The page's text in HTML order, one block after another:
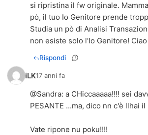
si ripristina il fw originale.
pò, il tuo Io Genitore prende
Studia un pò di Analisi
non esiste solo l'Io Genitore!
Rispondi
iLK17 anni fa
@Sandra: a CHiccaaaaa!!!! sei
PESANTE ...ma, dico nn c'è llhai il
Vate ripone nu poku!!!!